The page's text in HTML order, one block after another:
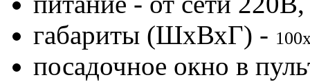
габариты (ШхВхГ) -
посадочное окно в